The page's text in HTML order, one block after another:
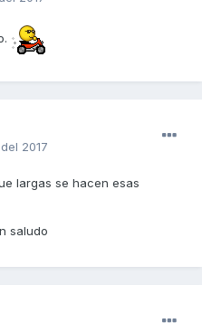
2017
largas se hacen esas
saludo